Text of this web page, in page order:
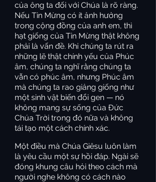
của ông ta đối với Chúa là rõ ràng.
Nếu Tin Mừng có ít ảnh hưởng
trong cộng đồng của anh em, thì
hạt giống của Tin Mừng thật không
phải là vấn đề. Khi chúng ta rút ra
những lẽ thật chính yếu của Phúc
âm, chúng ta nghĩ rằng chúng ta
vẫn có phúc âm, nhưng Phúc âm
mà chúng ta rao giảng giống như
một sinh vật biến đổi gen — nó
không mang sự sống của Đức
Chúa Trời trong đó nữa và không
tái tạo một cách chính xác.
Một điều mà Chúa Giêsu luôn làm
là yêu cầu một sự hồi đáp. Ngài sẽ
đóng khung câu hỏi theo cách mà
người nghe không có cách nào